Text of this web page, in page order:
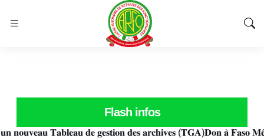
Flash infos
𝐓𝐚𝐛𝐥𝐞𝐚𝐮 𝐝𝐞 𝐠𝐞𝐬𝐭𝐢𝐨𝐧 𝐝𝐞𝐬 𝐚𝐫𝐜𝐡𝐢𝐯𝐞𝐬 (𝐓𝐆𝐀)𝐃𝐨𝐧 𝐚̀ 𝐅𝐚𝐬𝐨 𝐌𝐞̂𝐛𝐨 : 𝐥𝐚